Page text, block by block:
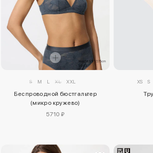
S M L XL XXL
Беспроводной бюстгальтер
(микро кружево)
5710 ₽
XS S